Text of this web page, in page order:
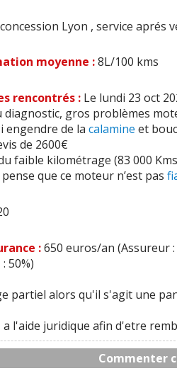
concession Lyon , service aprés
moyenne :8L/100 kms
rencontrés : Le lundi 23 oct
diagnostic, gros problèmes
engendre de la calamine et
de 2600€
faible kilométrage (83 000
que ce moteur n’est pas
:650 euros/an (Assureur
50%)
partiel alors qu'il s'agit une
a l'aide juridique afin d'etre
Commenter